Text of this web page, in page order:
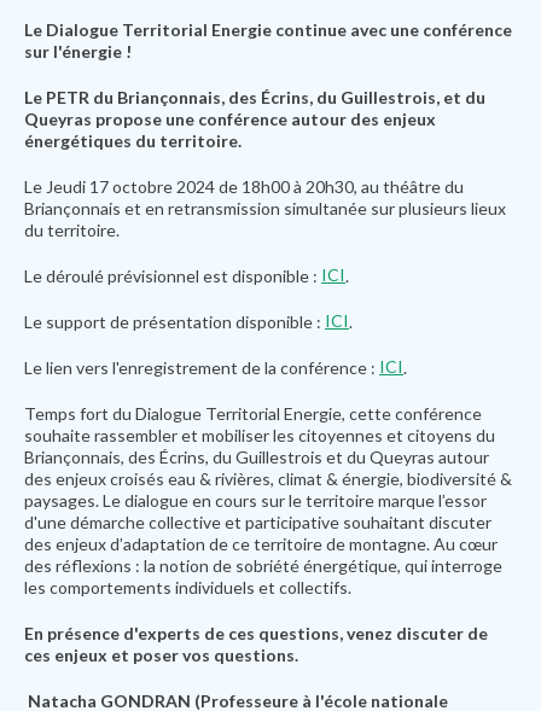
Le Dialogue Territorial Energie continue avec une conférence
sur l'énergie !
Le PETR du Briançonnais, des Écrins, du Guillestrois, et du
Queyras propose une conférence autour des enjeux
énergétiques du territoire.
Le Jeudi 17 octobre 2024 de 18h00 à 20h30, au théâtre du
Briançonnais et en retransmission simultanée sur plusieurs lieux
du territoire.
Le déroulé prévisionnel est disponible : ICI.
Le support de présentation disponible : ICI.
Le lien vers l'enregistrement de la conférence : ICI.
Temps fort du Dialogue Territorial Energie, cette conférence
souhaite rassembler et mobiliser les citoyennes et citoyens du
Briançonnais, des Écrins, du Guillestrois et du Queyras autour
des enjeux croisés eau & rivières, climat & énergie, biodiversité &
paysages. Le dialogue en cours sur le territoire marque l’essor
d'une démarche collective et participative souhaitant discuter
des enjeux d’adaptation de ce territoire de montagne. Au cœur
des réflexions : la notion de sobriété énergétique, qui interroge
les comportements individuels et collectifs.
En présence d'experts de ces questions, venez discuter de
ces enjeux et poser vos questions.
Natacha GONDRAN (Professeure à l'école nationale